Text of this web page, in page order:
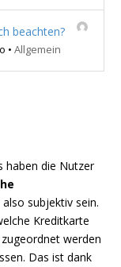
beachten?
• Allgemein
haben die Nutzer
subjektiv sein.
Kreditkarte
werden
Das ist dank